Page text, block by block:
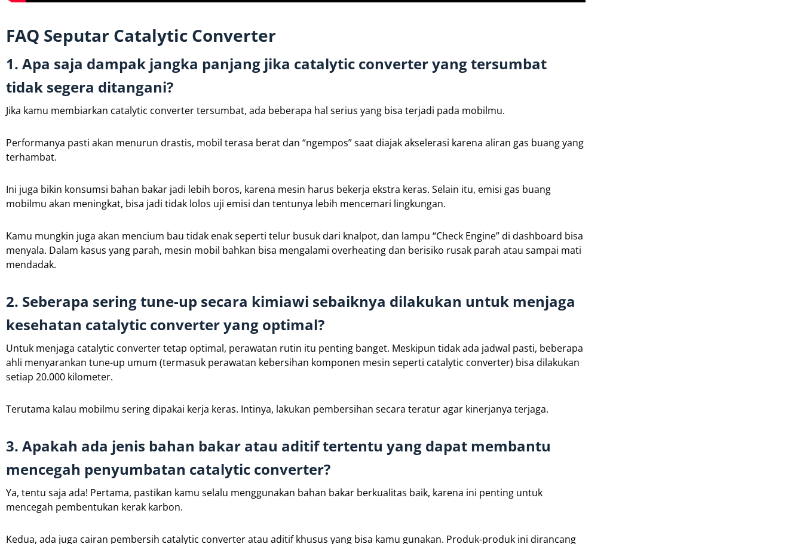
FAQ Seputar Catalytic Converter
1. Apa saja dampak jangka panjang jika catalytic converter yang tersumbat
tidak segera ditangani?
Jika kamu membiarkan catalytic converter tersumbat, ada beberapa hal serius yang bisa terjadi pada mobilmu.
Performanya pasti akan menurun drastis, mobil terasa berat dan “ngempos” saat diajak akselerasi karena aliran gas buang yang
terhambat.
Ini juga bikin konsumsi bahan bakar jadi lebih boros, karena mesin harus bekerja ekstra keras. Selain itu, emisi gas buang
mobilmu akan meningkat, bisa jadi tidak lolos uji emisi dan tentunya lebih mencemari lingkungan.
Kamu mungkin juga akan mencium bau tidak enak seperti telur busuk dari knalpot, dan lampu “Check Engine” di dashboard bisa
menyala. Dalam kasus yang parah, mesin mobil bahkan bisa mengalami overheating dan berisiko rusak parah atau sampai mati
mendadak.
2. Seberapa sering tune-up secara kimiawi sebaiknya dilakukan untuk menjaga
kesehatan catalytic converter yang optimal?
Untuk menjaga catalytic converter tetap optimal, perawatan rutin itu penting banget. Meskipun tidak ada jadwal pasti, beberapa
ahli menyarankan tune-up umum (termasuk perawatan kebersihan komponen mesin seperti catalytic converter) bisa dilakukan
setiap 20.000 kilometer.
Terutama kalau mobilmu sering dipakai kerja keras. Intinya, lakukan pembersihan secara teratur agar kinerjanya terjaga.
3. Apakah ada jenis bahan bakar atau aditif tertentu yang dapat membantu
mencegah penyumbatan catalytic converter?
Ya, tentu saja ada! Pertama, pastikan kamu selalu menggunakan bahan bakar berkualitas baik, karena ini penting untuk
mencegah pembentukan kerak karbon.
Kedua, ada juga cairan pembersih catalytic converter atau aditif khusus yang bisa kamu gunakan. Produk-produk ini dirancang